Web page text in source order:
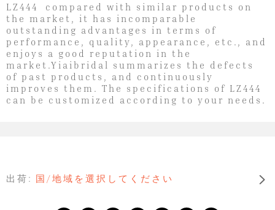
LZ444 compared with similar products on
the market, it has incomparable
outstanding advantages in terms of
performance, quality, appearance, etc., and
enjoys a good reputation in the
market.Yiaibridal summarizes the defects
of past products, and continuously
improves them. The specifications of LZ444
can be customized according to your needs.
出荷: 国/地域を選択してください